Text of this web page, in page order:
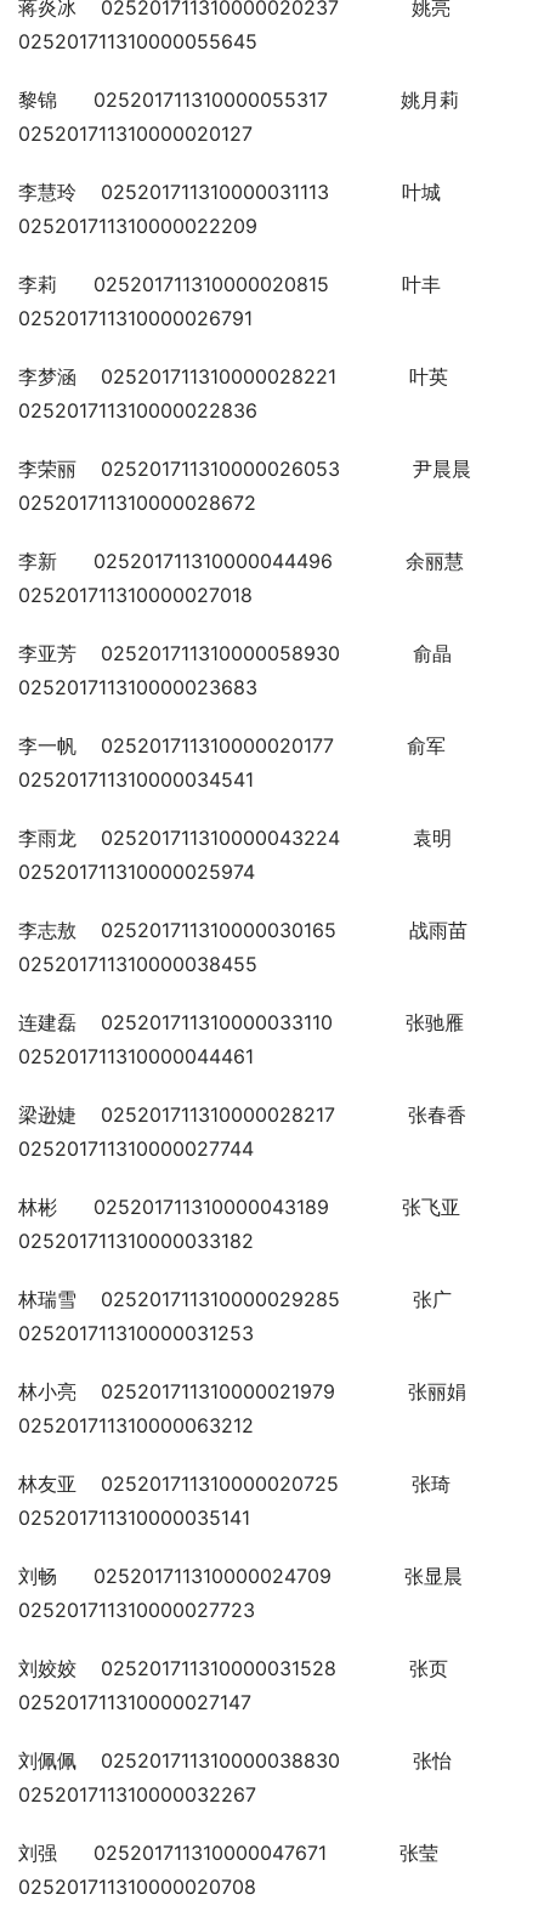
蒋炎冰    025201711310000020237            姚亮
025201711310000055645
黎锦      025201711310000055317            姚月莉
025201711310000020127
李慧玲    025201711310000031113            叶城
025201711310000022209
李莉      025201711310000020815            叶丰
025201711310000026791
李梦涵    025201711310000028221            叶英
025201711310000022836
李荣丽    025201711310000026053            尹晨晨
025201711310000028672
李新      025201711310000044496            余丽慧
025201711310000027018
李亚芳    025201711310000058930            俞晶
025201711310000023683
李一帆    025201711310000020177            俞军
025201711310000034541
李雨龙    025201711310000043224            袁明
025201711310000025974
李志敖    025201711310000030165            战雨苗
025201711310000038455
连建磊    025201711310000033110            张驰雁
025201711310000044461
梁逊婕    025201711310000028217            张春香
025201711310000027744
林彬      025201711310000043189            张飞亚
025201711310000033182
林瑞雪    025201711310000029285            张广
025201711310000031253
林小亮    025201711310000021979            张丽娟
025201711310000063212
林友亚    025201711310000020725            张琦
025201711310000035141
刘畅      025201711310000024709            张显晨
025201711310000027723
刘姣姣    025201711310000031528            张页
025201711310000027147
刘佩佩    025201711310000038830            张怡
025201711310000032267
刘强      025201711310000047671            张莹
025201711310000020708